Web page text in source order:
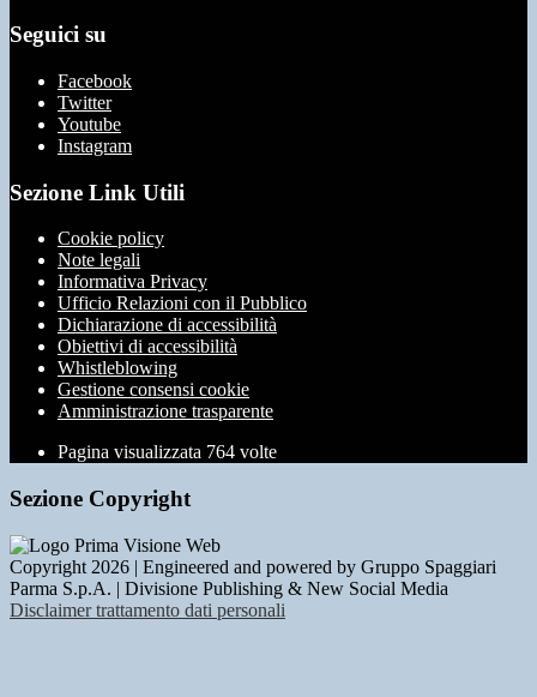
Seguici su
Facebook
Twitter
Youtube
Instagram
Sezione Link Utili
Cookie policy
Note legali
Informativa Privacy
Ufficio Relazioni con il Pubblico
Dichiarazione di accessibilità
Obiettivi di accessibilità
Whistleblowing
Gestione consensi cookie
Amministrazione trasparente
Pagina visualizzata 764 volte
Sezione Copyright
Copyright 2026 | Engineered and powered by Gruppo Spaggiari
Parma S.p.A. | Divisione Publishing & New Social Media
Disclaimer trattamento dati personali